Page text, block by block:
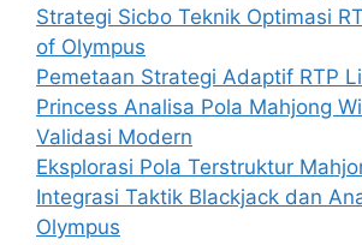
Strategi Sicbo Teknik Optimasi
of Olympus
Pemetaan Strategi Adaptif RTP
Princess Analisa Pola Mahjong
Validasi Modern
Eksplorasi Pola Terstruktur
Integrasi Taktik Blackjack dan
Olympus